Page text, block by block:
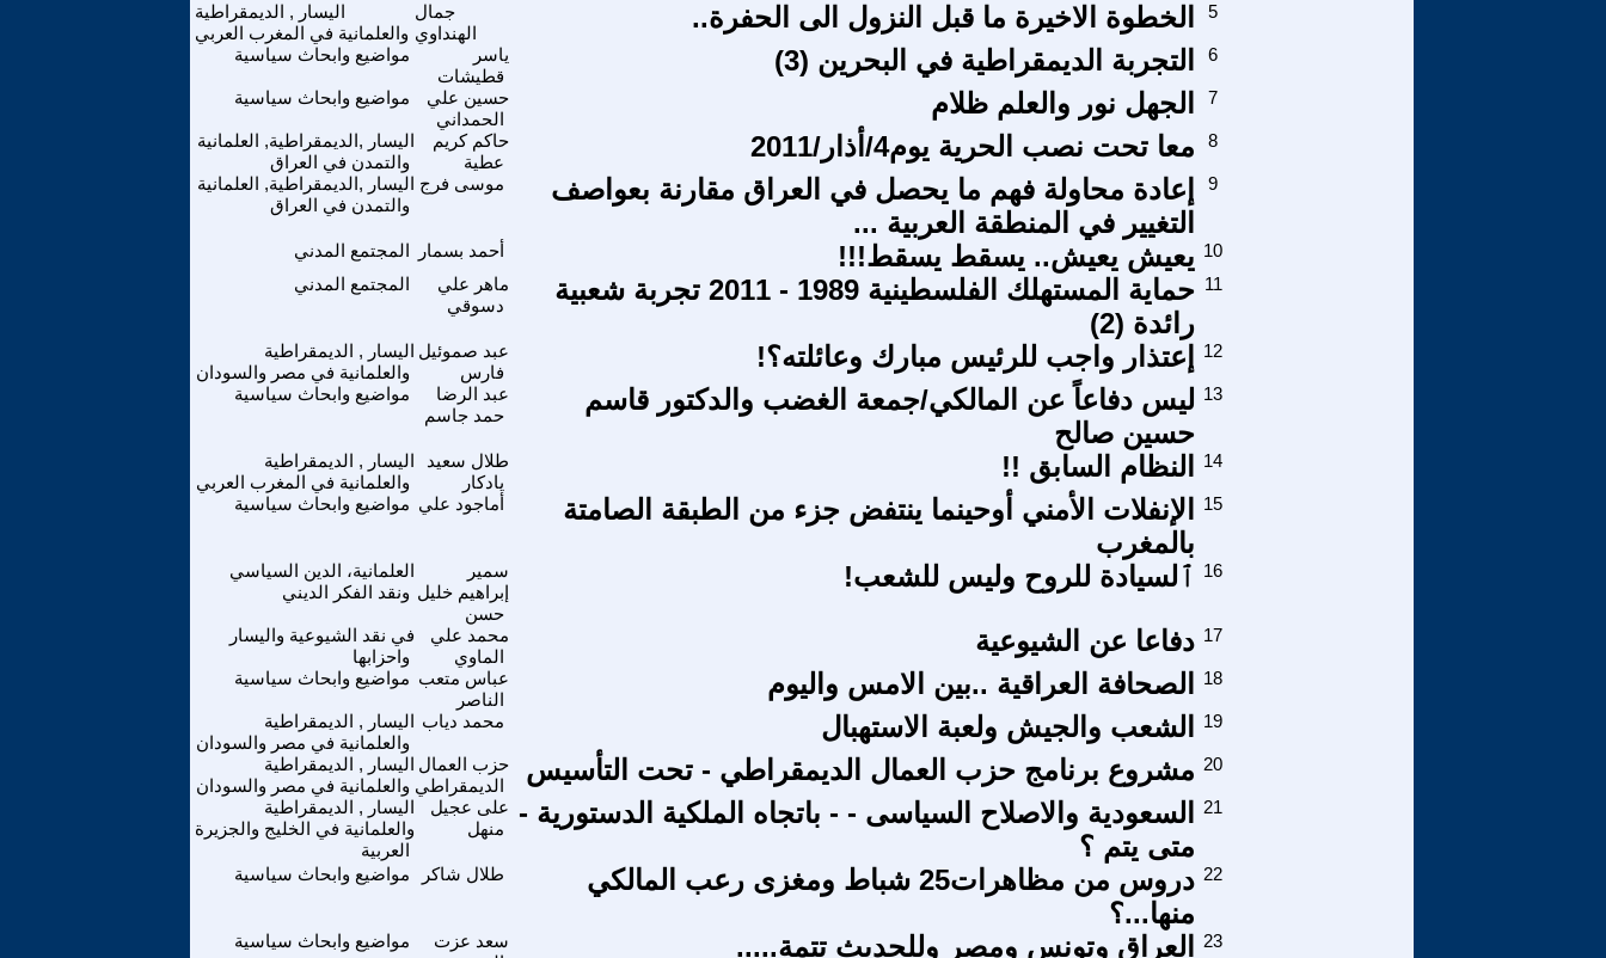
اليسار , الديمقراطية
والعلمانية في المغرب العربي
جمال
الهنداوي
الخطوة الاخيرة ما قبل النزول الى الحفرة.. 5
مواضيع وابحاث سياسية
ياسر
قطيشات
التجربة الديمقراطية في البحرين (3) 6
مواضيع وابحاث سياسية
حسين علي
الحمداني
الجهل نور والعلم ظلام 7
اليسار ,الديمقراطية, العلمانية
والتمدن في العراق
حاكم كريم
عطية
معا تحت نصب الحرية يوم4/أذار/2011 8
اليسار ,الديمقراطية, العلمانية
والتمدن في العراق
موسى فرج
إعادة محاولة فهم ما يحصل في العراق مقارنة بعواصف
التغيير في المنطقة العربية ...
9
المجتمع المدني أحمد بسمار يعيش يعيش.. يسقط يسقط!!! 10
المجتمع المدني
ماهر علي
دسوقي
حماية المستهلك الفلسطينية 1989 - 2011 تجربة شعبية
رائدة (2)
11
اليسار , الديمقراطية
والعلمانية في مصر والسودان
عبد صموئيل
فارس
إعتذار واجب للرئيس مبارك وعائلته؟! 12
مواضيع وابحاث سياسية
عبد الرضا
حمد جاسم
ليس دفاعاً عن المالكي/جمعة الغضب والدكتور قاسم
حسين صالح
13
اليسار , الديمقراطية
والعلمانية في المغرب العربي
طلال سعيد
يادكار
النظام السابق !! 14
مواضيع وابحاث سياسية أماجود علي
الإنفلات الأمني أوحينما ينتفض جزء من الطبقة الصامتة
بالمغرب
15
العلمانية، الدين السياسي
ونقد الفكر الديني
سمير
إبراهيم خليل
حسن
ٱلسيادة للروح وليس للشعب! 16
في نقد الشيوعية واليسار
واحزابها
محمد علي
الماوي
دفاعا عن الشيوعية 17
مواضيع وابحاث سياسية عباس متعب
الناصر
الصحافة العراقية ..بين الامس واليوم 18
اليسار , الديمقراطية
والعلمانية في مصر والسودان
محمد دياب الشعب والجيش ولعبة الاستهبال 19
اليسار , الديمقراطية
والعلمانية في مصر والسودان
حزب العمال
الديمقراطي
مشروع برنامج حزب العمال الديمقراطي - تحت التأسيس 20
اليسار , الديمقراطية
والعلمانية في الخليج والجزيرة
العربية
على عجيل
منهل
السعودية والاصلاح السياسى - - باتجاه الملكية الدستورية -
متى يتم ؟
21
مواضيع وابحاث سياسية طلال شاكر
دروس من مظاهرات25 شباط ومغزى رعب المالكي
منها...؟
22
مواضيع وابحاث سياسية
سعد عزت
العراق وتونس ومصر وللحديث تتمة..... 23